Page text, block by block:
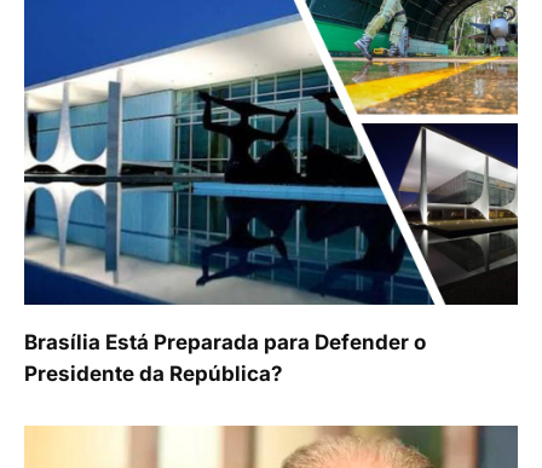
Brasília Está Preparada para Defender o
Presidente da República?